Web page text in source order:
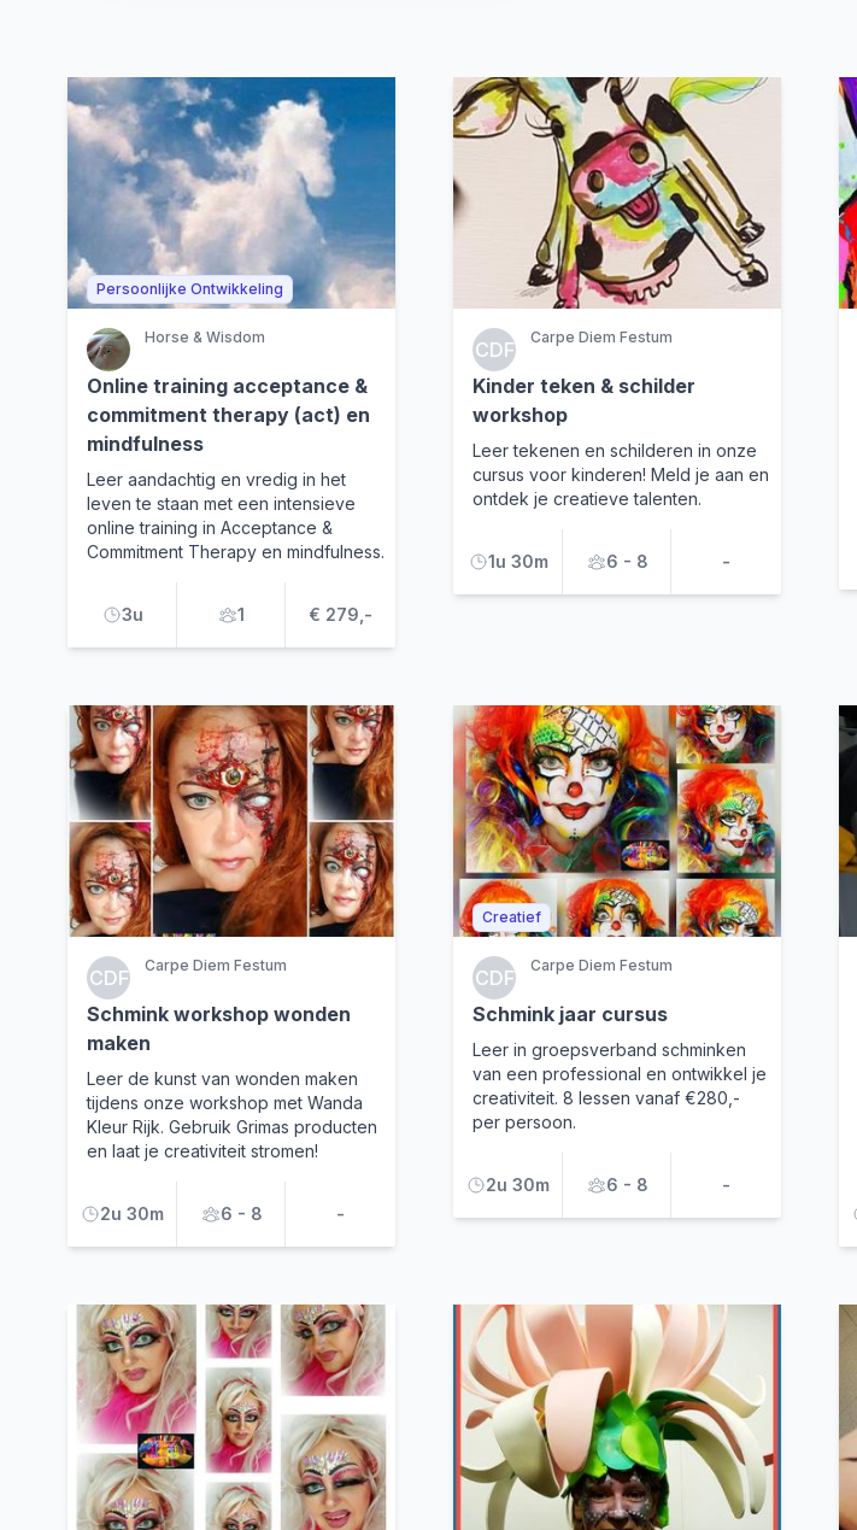
Persoonlijke Ontwikkeling
Horse & Wisdom
Online training acceptance &
commitment therapy (act) en
mindfulness
Leer aandachtig en vredig in het
leven te staan met een intensieve
online training in Acceptance &
Commitment Therapy en mindfulness.
3u 1 € 279,-
CDF
Carpe Diem Festum
Kinder teken & schilder
workshop
Leer tekenen en schilderen in onze
cursus voor kinderen! Meld je aan en
ontdek je creatieve talenten.
1u 30m 6 - 8 -
CDF
Carpe Diem Festum
Schmink workshop wonden
maken
Leer de kunst van wonden maken
tijdens onze workshop met Wanda
Kleur Rijk. Gebruik Grimas producten
en laat je creativiteit stromen!
2u 30m 6 - 8 -
Creatief
CDF
Carpe Diem Festum
Schmink jaar cursus
Leer in groepsverband schminken
van een professional en ontwikkel je
creativiteit. 8 lessen vanaf €280,-
per persoon.
2u 30m 6 - 8 -